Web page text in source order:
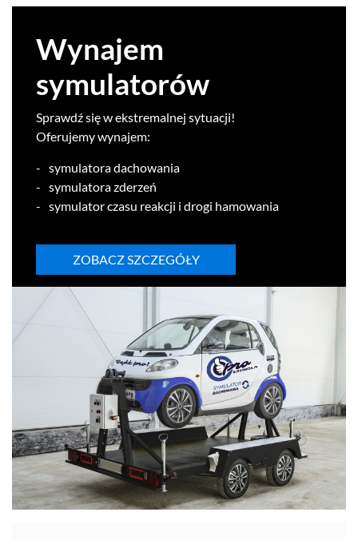
Wyna­jem
symulatorów
Sprawdź się w ekstremal­nej sytuacji!
Ofer­u­jemy wynajem:
symu­la­tora dachowania
symu­la­tora zderzeń
symu­la­tor czasu reakcji i drogi hamowania
ZOBACZ SZCZEGÓŁY